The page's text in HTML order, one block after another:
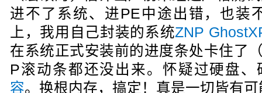
进不了系统、进PE中途出错，也
上，我用自己封装的系统ZNP
在系统正式安装前的进度条处卡住了
P滚动条都还没出来。怀疑过硬盘
容。换根内存，搞定！真是一切皆有可